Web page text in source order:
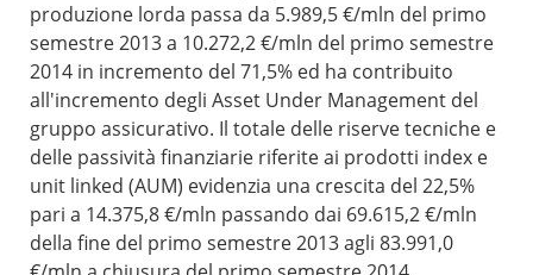
produzione lorda passa da 5.989,5 €/mln del primo
semestre 2013 a 10.272,2 €/mln del primo semestre
2014 in incremento del 71,5% ed ha contribuito
all'incremento degli Asset Under Management del
gruppo assicurativo. Il totale delle riserve tecniche e
delle passività finanziarie riferite ai prodotti index e
unit linked (AUM) evidenzia una crescita del 22,5%
pari a 14.375,8 €/mln passando dai 69.615,2 €/mln
della fine del primo semestre 2013 agli 83.991,0